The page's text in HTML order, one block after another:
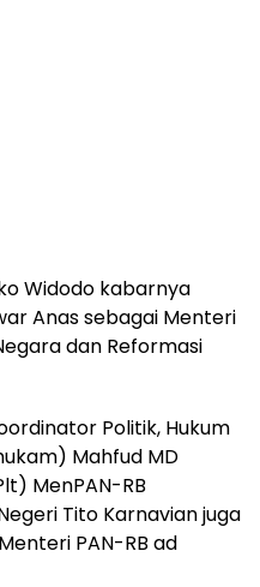
Widodo kabarnya
Anas sebagai Menteri
dan Reformasi
Politik, Hukum
Mahfud MD
MenPAN-RB
Tito Karnavian juga
PAN-RB ad